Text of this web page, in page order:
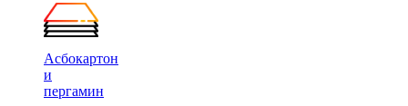
Асбокартон
и
пергамин